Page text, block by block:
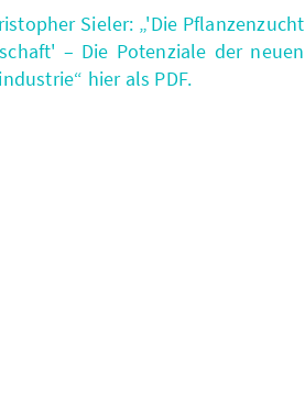
Sieler: „'Die Pflanzenzucht
– Die Potenziale der neuen
hier als PDF.